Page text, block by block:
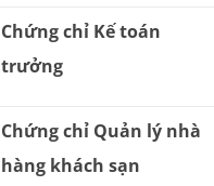
Chứng chỉ Kế toán
trưởng
Chứng chỉ Quản lý nhà
hàng khách sạn